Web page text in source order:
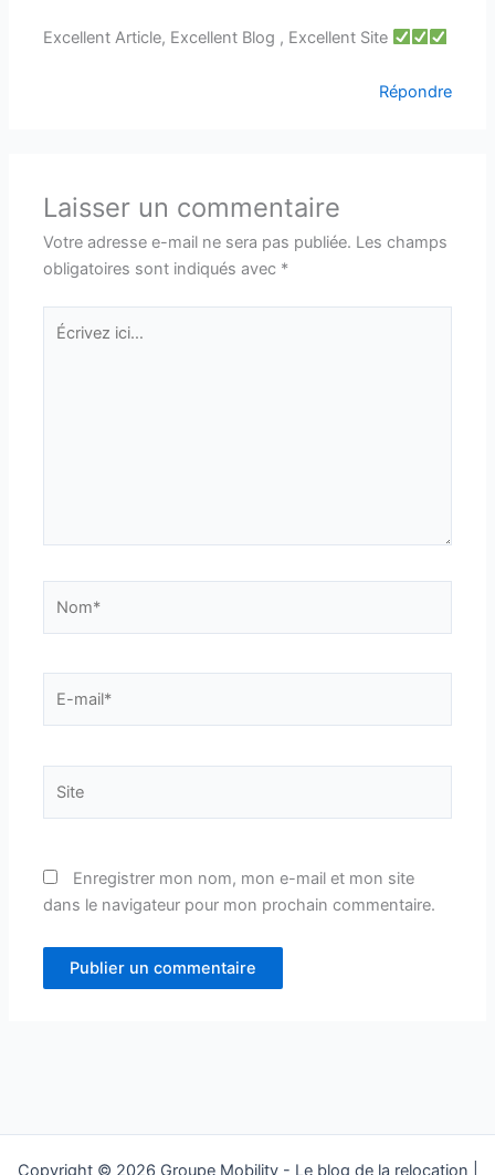
Excellent Article, Excellent Blog , Excellent Site
Répondre
Laisser un commentaire
Votre adresse e-mail ne sera pas publiée. Les champs
obligatoires sont indiqués avec *
Écrivez
ici…
mail*
Enregistrer mon nom, mon e-mail et mon site
dans le navigateur pour mon prochain commentaire.
Copyright © 2026 Groupe Mobility - Le blog de la relocation |